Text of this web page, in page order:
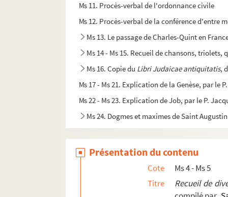
Ms 11. Procès-verbal de l'ordonnance civile
Ms 12. Procès-verbal de la conférence d'entre
Ms 13. Le passage de Charles-Quint en
Ms 14 - Ms 15. Recueil de chansons,
Ms 16. Copie du Libri Judaicae antiquitatis,
Ms 17 - Ms 21. Explication de la Genèse, par le
Ms 22 - Ms 23. Explication de Job, par le P.
Ms 24. Dogmes et maximes de Saint
Ms 26. Antechrist des Réformez où sont
Ms 27. Dimonstratione a la Reina madre
Ms 28. Ouvrage anonyme de médecine
Présentation du contenu
Cote
Ms 4 - Ms 5
Titre
Recueil de